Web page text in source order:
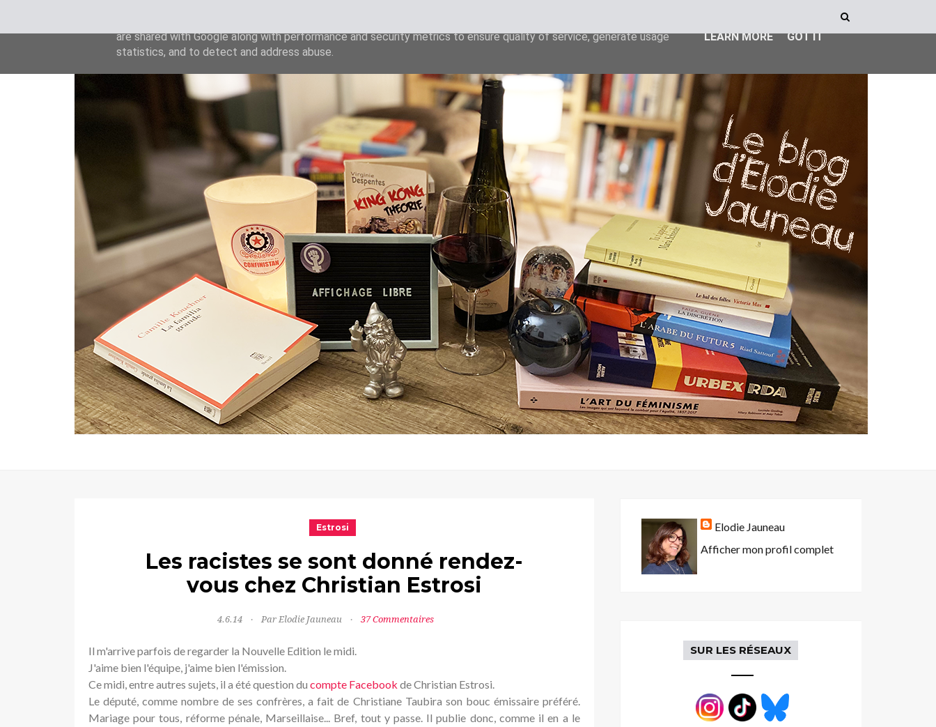
Estrosi
Les racistes se sont donné rendez-
vous chez Christian Estrosi
4.6.14 Par Elodie Jauneau 37 Commentaires
Il m'arrive parfois de regarder la Nouvelle Edition le midi.
J'aime bien l'équipe, j'aime bien l'émission.
Ce midi, entre autres sujets, il a été question du compte Facebook de Christian Estrosi.
Le député, comme nombre de ses confrères, a fait de Christiane Taubira son bouc émissaire préféré.
Mariage pour tous, réforme pénale, Marseillaise... Bref, tout y passe. Il publie donc, comme il en a le
Elodie Jauneau
Afficher mon profil complet
SUR LES RÉSEAUX
are shared with Google along with performance and security metrics to ensure quality of service, generate usage
statistics, and to detect and address abuse.
LEARN MORE GOT IT